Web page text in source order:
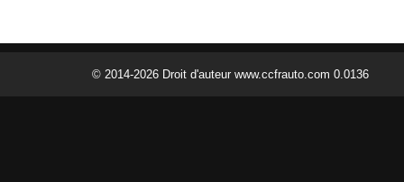
© 2014-2026 Droit d'auteur www.ccfrauto.com 0.0136